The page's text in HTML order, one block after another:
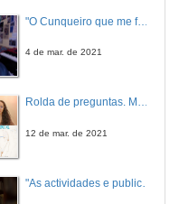
"O Cunqueiro que me falou" César Morán
4 de mar. de 2021
Rolda de preguntas. Marta Mariño, Paloma García, Miguel Somovilla, César Morán
12 de mar. de 2021